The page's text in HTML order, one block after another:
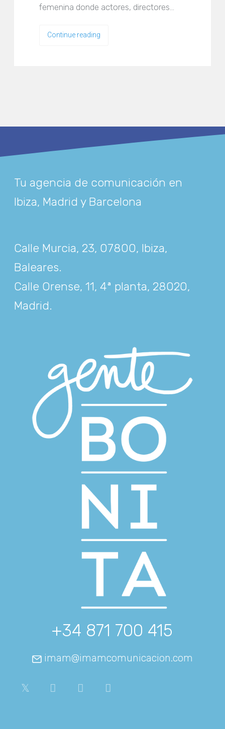
femenina donde actores, directores…
Continue reading
Tu agencia de comunicación en
Ibiza, Madrid y Barcelona
Calle Murcia, 23, 07800, Ibiza,
Baleares.
Calle Orense, 11, 4ª planta, 28020,
Madrid.
+34 871 700 415
imam@imamcomunicacion.com